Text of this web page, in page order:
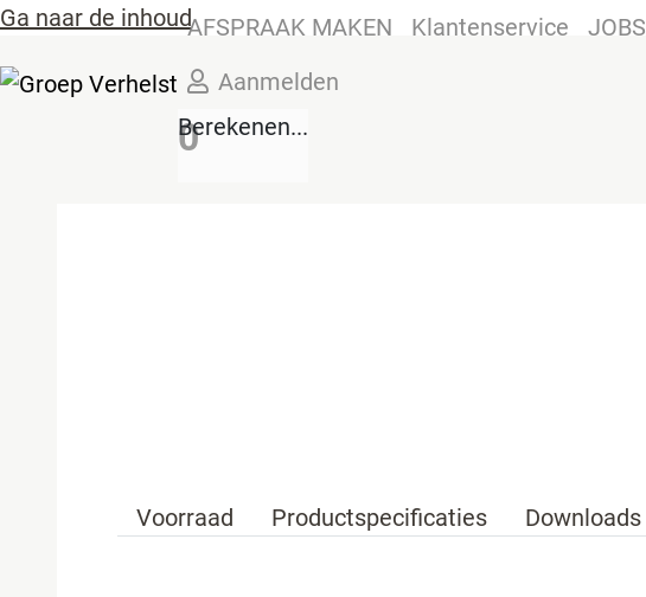
Ga naar de inhoudAFSPRAAK MAKEN Klantenservice JOBS
Aanmelden
0
Berekenen...
Voorraad Productspecificaties Downloads